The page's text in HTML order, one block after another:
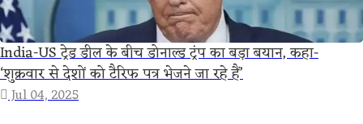
India-US ट्रेड डील के बीच डोनाल्ड ट्रंप का बड़ा बयान, कहा-
‘शुक्रवार से देशों को टैरिफ पत्र भेजने जा रहे हैं’
Jul 04, 2025